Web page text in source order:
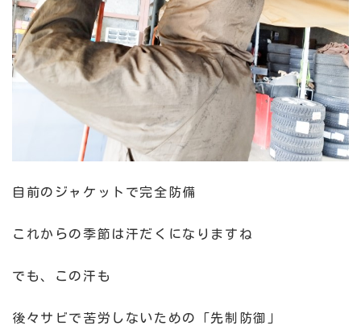
自前のジャケットで完全防備
これからの季節は汗だくになりますね
でも、この汗も
後々サビで苦労しないための「先制防御」